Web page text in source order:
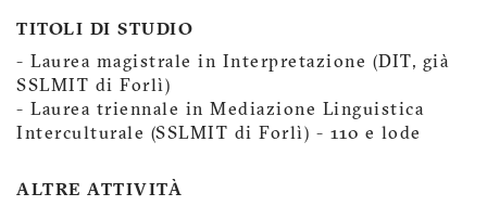
TITOLI DI STUDIO
- Laurea magistrale in Interpretazione (DIT, già
SSLMIT di Forlì)
- Laurea triennale in Mediazione Linguistica
Interculturale (SSLMIT di Forlì) - 110 e lode
ALTRE ATTIVITÀ